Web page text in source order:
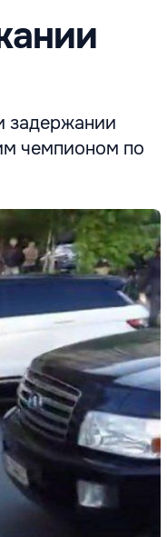
задержании
чемпионом по